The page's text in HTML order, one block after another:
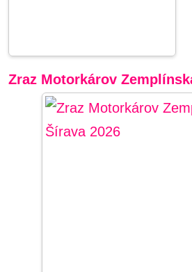
Zraz Motorkárov